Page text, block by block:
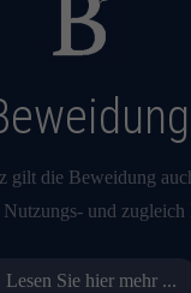
gilt die Beweidung
und zugleich
Lesen Sie hier mehr ...